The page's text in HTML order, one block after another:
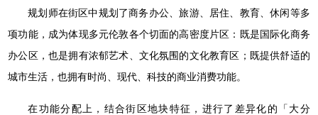
规划师在街区中规划了商务办公、旅游、居住、教育、休闲等多
项功能，成为体现多元伦敦各个切面的高密度片区：既是国际化商务
办公区，也是拥有浓郁艺术、文化氛围的文化教育区；既提供舒适的
城市生活，也拥有时尚、现代、科技的商业消费功能。
在功能分配上，结合街区地块特征，进行了差异化的「大分